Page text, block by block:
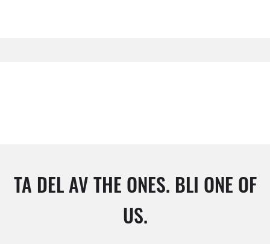
TA DEL AV THE ONES. BLI ONE OF
US.